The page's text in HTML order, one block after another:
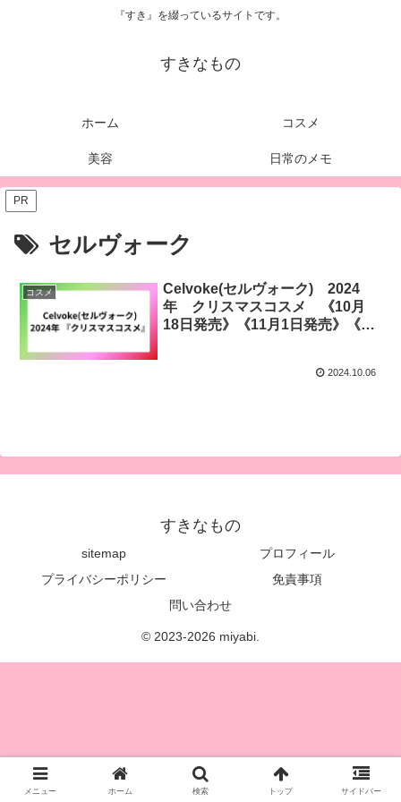
『すき』を綴っているサイトです。
すきなもの
ホーム コスメ
美容 日常のメモ
PR
セルヴォーク
コスメ
Celvoke(セルヴォーク) 2024
年 クリスマスコスメ 《10月
18日発売》《11月1日発売》《12
2024.10.06
すきなもの
sitemap
プロフィール
プライバシーポリシー
免責事項
問い合わせ
© 2023-2026 miyabi.
メニュー ホーム 検索 トップ サイドバー